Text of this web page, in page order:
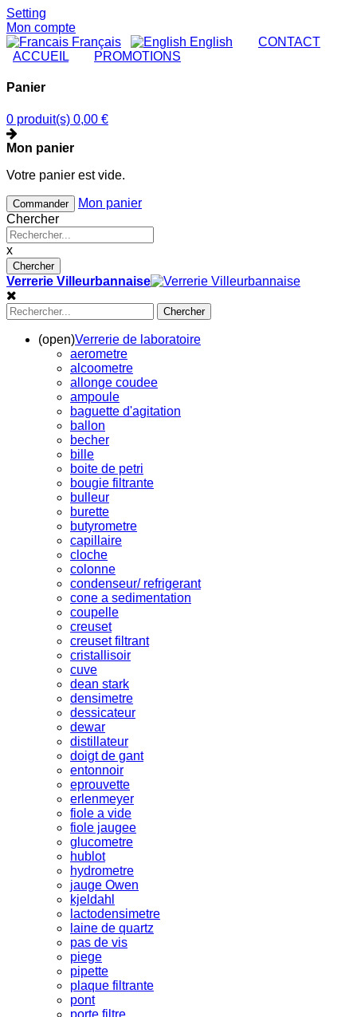
Setting
Mon compte
Français
English CONTACT
ACCUEIL
PROMOTIONS
Panier
0 produit(s) 0,00 €
Mon panier
Votre panier est vide.
Commander
Mon panier
Chercher
x
Chercher
Verrerie Villeurbannaise
Chercher
(open)Verrerie de laboratoire
aerometre
alcoometre
allonge coudee
ampoule
baguette d'agitation
ballon
becher
bille
boite de petri
bougie filtrante
bulleur
burette
butyrometre
capillaire
cloche
colonne
condenseur/ refrigerant
cone a sedimentation
coupelle
creuset
creuset filtrant
cristallisoir
cuve
dean stark
densimetre
dessicateur
dewar
distillateur
doigt de gant
entonnoir
eprouvette
erlenmeyer
fiole a vide
fiole jaugee
glucometre
hublot
hydrometre
jauge Owen
kjeldahl
lactodensimetre
laine de quartz
pas de vis
piege
pipette
plaque filtrante
pont
porte filtre